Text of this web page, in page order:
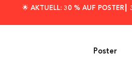
🌟 AKTUELL: 30 % AUF POSTER┃
Poster